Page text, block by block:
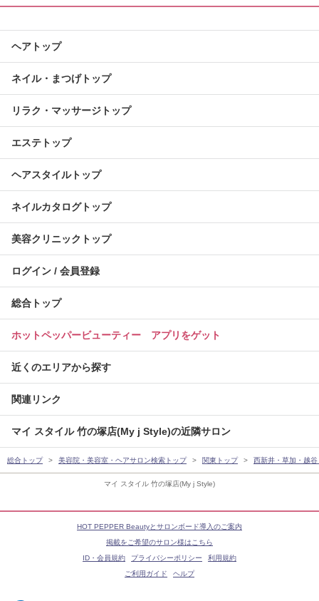
マイ スタイル 竹の塚店(My j Style)
ヘアトップ
ネイル・まつげトップ
リラク・マッサージトップ
エステトップ
ヘアスタイルトップ
ネイルカタログトップ
美容クリニックトップ
ログイン / 会員登録
総合トップ
ホットペッパービューティー アプリをゲット
近くのエリアから探す
関連リンク
マイ スタイル 竹の塚店(My j Style)の近隣サロン
総合トップ 美容院・美容室・ヘアサロン検索トップ 関東トップ 西新井・草加・越
HOT PEPPER Beautyとサロンボード導入のご案内
掲載をご希望のサロン様はこちら
ID・会員規約
プライバシーポリシー
利用規約
ご利用ガイド
ヘルプ